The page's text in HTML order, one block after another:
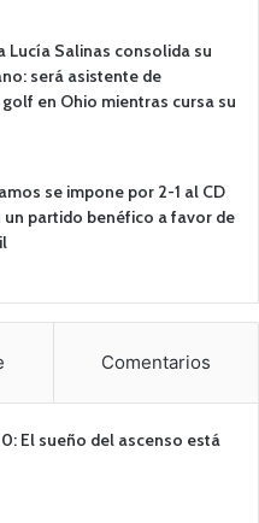
Lucía Salinas consolida su
será asistente de
en Ohio mientras cursa su
se impone por 2-1 al CD
un partido benéfico a favor de
Comentarios
0: El sueño del ascenso está